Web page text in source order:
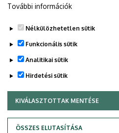
További információk
Nélkülözhetetlen sütik
Funkcionális sütik
Analitikai sütik
Hirdetési sütik
KIVÁLASZTOTTAK MENTÉSE
ÖSSZES ELUTASÍTÁSA
WITHDRAW CONSENT